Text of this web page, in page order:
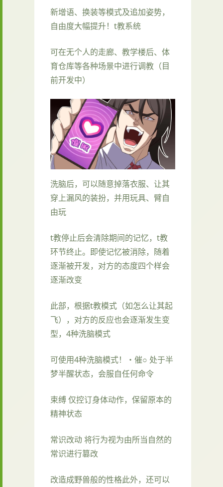
新增语、换装等模式及追加姿势，
自由度大幅提升！t教系统
可在无个人的走廊、教学楼后、体
育仓库等各种场景中进行调教（目
前开发中）
洗脑后，可以随意掉落衣服、让其
穿上漏风的装扮，并用玩具、臂自
由玩
t教停止后会清除期间的记忆，t教
环节终止。即使记忆被消除，随着
逐渐被开发，对方的态度四个样会
逐渐改变
此部，根据t教模式（如怎么让其起
飞），对方的反应也会逐渐发生变
型，4种洗脑模式
可使用4种洗脑模式！・催○ 处于半
梦半醒状态，会服自任何命令
束缚 仅控订身体动作，保留原本的
精神状态
常识改动 将行为视为由所当自然的
常识进行篡改
改造成野兽般的性格此外，还可以